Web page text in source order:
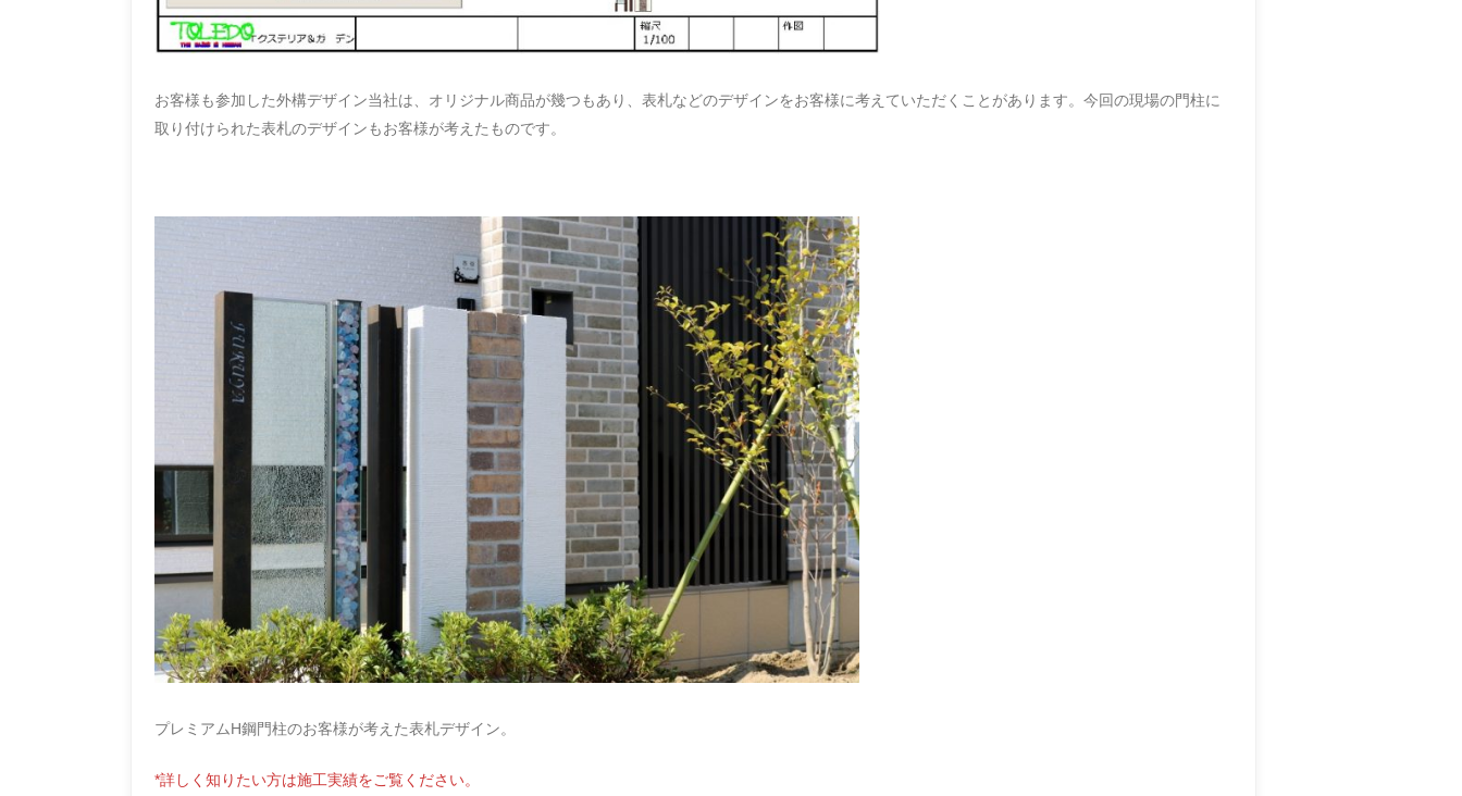
お客様も参加した外構デザイン当社は、オリジナル商品が幾つもあり、表札などのデザインをお客様に考えていただくことがあります。今回の現場の門柱に
取り付けられた表札のデザインもお客様が考えたものです。
プレミアムH鋼門柱のお客様が考えた表札デザイン。
*詳しく知りたい方は施工実績をご覧ください。